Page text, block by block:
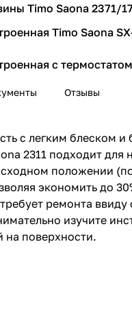
Timo Saona 2371/
Timo Saona
с
для ванны с душем
с гигиеническим
с гигиеническим
Отзывы
с легким блеском
2311 подходит
положении
экономить до
ремонта
изучите
на поверхности.